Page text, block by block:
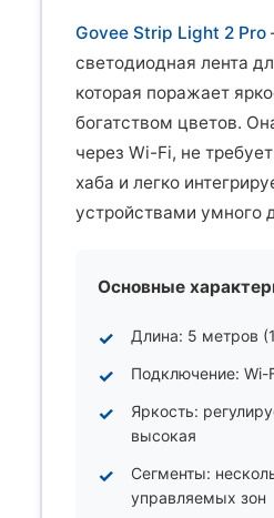
Govee Strip Light 2 Pro
светодиодная лента
которая поражает
богатством цветов.
через Wi-Fi, не
хаба и легко
устройствами умного
Основные
Длина: 5 метров
Подключение: Wi-
Яркость:
высокая
Сегменты:
управляемых зон